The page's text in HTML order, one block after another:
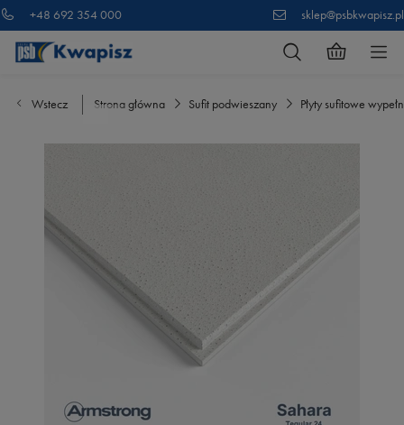
+48 692 354 000 sklep@psbkwapisz.pl
Wstecz Strona główna Sufit podwieszany Płyty sufitowe